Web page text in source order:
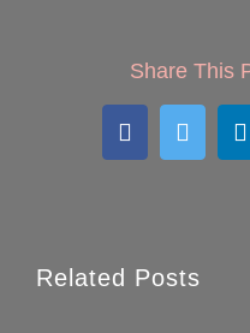
Share This
FacebookTwitter
Related Posts